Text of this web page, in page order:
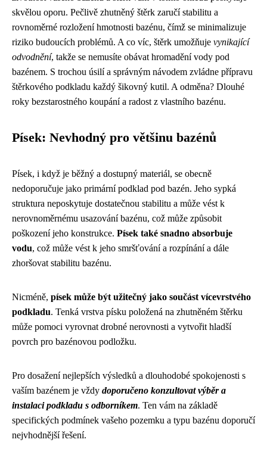
skvělou oporu. Pečlivě zhutněný štěrk zaručí stabilitu a
rovnoměrné rozložení hmotnosti bazénu, čímž se minimalizuje
riziko budoucích problémů. A co víc, štěrk umožňuje vynikající
odvodnění, takže se nemusíte obávat hromadění vody pod
bazénem. S trochou úsilí a správným návodem zvládne přípravu
štěrkového podkladu každý šikovný kutil. A odměna? Dlouhé
roky bezstarostného koupání a radost z vlastního bazénu.
Písek: Nevhodný pro většinu bazénů
Písek, i když je běžný a dostupný materiál, se obecně
nedoporučuje jako primární podklad pod bazén. Jeho sypká
struktura neposkytuje dostatečnou stabilitu a může vést k
nerovnoměrnému usazování bazénu, což může způsobit
poškození jeho konstrukce. Písek také snadno absorbuje
vodu, což může vést k jeho smršťování a rozpínání a dále
zhoršovat stabilitu bazénu.
Nicméně, písek může být užitečný jako součást vícevrstvého
podkladu. Tenká vrstva písku položená na zhutněném štěrku
může pomoci vyrovnat drobné nerovnosti a vytvořit hladší
povrch pro bazénovou podložku.
Pro dosažení nejlepších výsledků a dlouhodobé spokojenosti s
vaším bazénem je vždy doporučeno konzultovat výběr a
instalaci podkladu s odborníkem. Ten vám na základě
specifických podmínek vašeho pozemku a typu bazénu doporučí
nejvhodnější řešení.